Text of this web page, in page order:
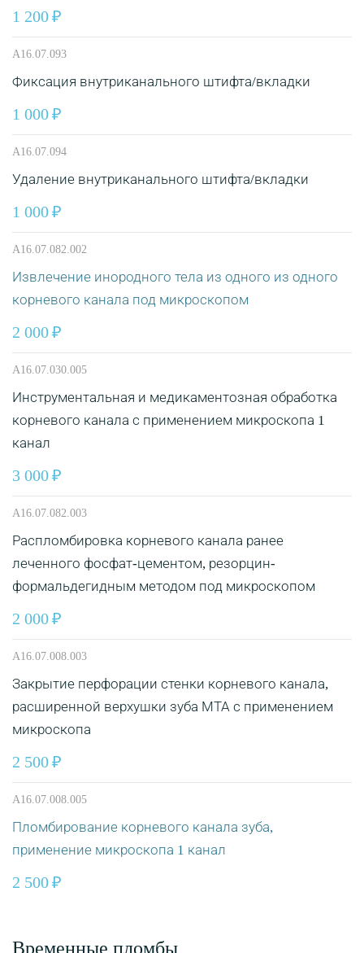
1 200
A16.07.093
Фиксация внутриканального штифта/вкладки
1 000
A16.07.094
Удаление внутриканального штифта/вкладки
1 000
A16.07.082.002
Извлечение инородного тела из одного из одного
корневого канала под микроскопом
2 000
A16.07.030.005
Инструментальная и медикаментозная обработка
корневого канала с применением микроскопа 1
канал
3 000
A16.07.082.003
Распломбировка корневого канала ранее
леченного фосфат-цементом, резорцин-
формальдегидным методом под микроскопом
2 000
A16.07.008.003
Закрытие перфорации стенки корневого канала,
расширенной верхушки зуба МТА с применением
микроскопа
2 500
A16.07.008.005
Пломбирование корневого канала зуба,
применение микроскопа 1 канал
2 500
Временные пломбы